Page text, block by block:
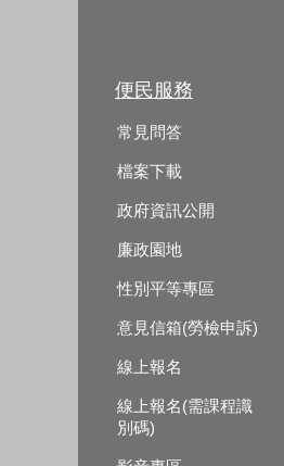
便民服務
常見問答
檔案下載
政府資訊公開
廉政園地
性別平等專區
意見信箱(勞檢申訴)
線上報名
線上報名(需課程識
別碼)